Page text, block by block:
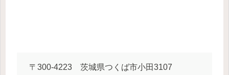
〒300-4223 茨城県つくば市小田3107